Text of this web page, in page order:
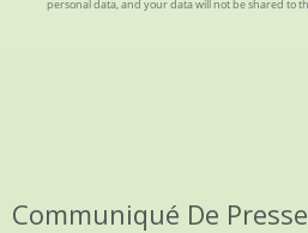
Communiqué De Presse